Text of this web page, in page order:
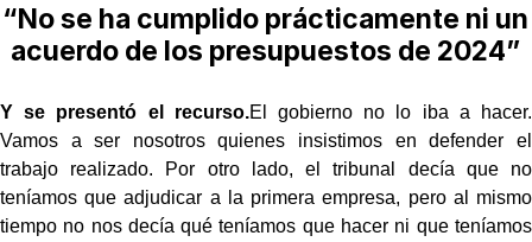
“No se ha cumplido prácticamente ni un
acuerdo de los presupuestos de 2024”
Y se presentó el recurso.El gobierno no lo iba a hacer.
Vamos a ser nosotros quienes insistimos en defender el
trabajo realizado. Por otro lado, el tribunal decía que no
teníamos que adjudicar a la primera empresa, pero al mismo
tiempo no nos decía qué teníamos que hacer ni que teníamos